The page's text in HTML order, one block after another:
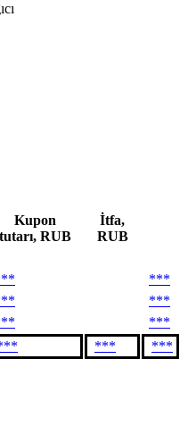
Kupon
tutarı, RUB
İtfa,
RUB
***
***
***
***
***